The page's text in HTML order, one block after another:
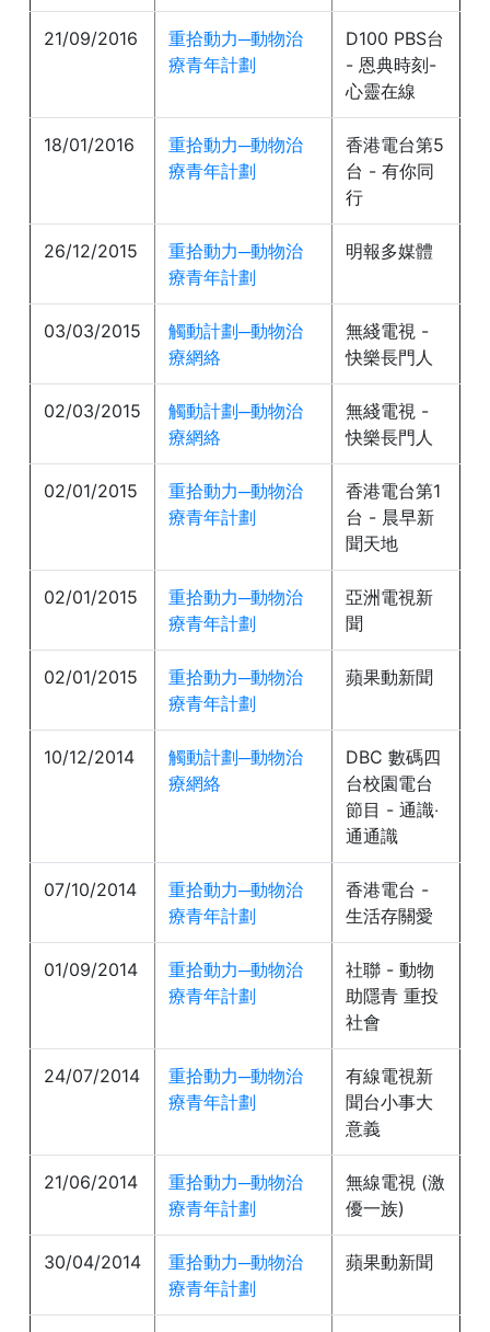
21/09/2016
重拾動力─動物治
療青年計劃
D100 PBS台
- 恩典時刻-
心靈在線
18/01/2016
重拾動力─動物治
療青年計劃
香港電台第5
台 - 有你同
行
26/12/2015
重拾動力─動物治
療青年計劃
明報多媒體
03/03/2015
觸動計劃─動物治
療網絡
無綫電視 -
快樂長門人
02/03/2015
觸動計劃─動物治
療網絡
無綫電視 -
快樂長門人
02/01/2015
重拾動力─動物治
療青年計劃
香港電台第1
台 - 晨早新
聞天地
02/01/2015
重拾動力─動物治
療青年計劃
亞洲電視新
聞
02/01/2015
重拾動力─動物治
療青年計劃
蘋果動新聞
10/12/2014
觸動計劃─動物治
療網絡
DBC 數碼四
台校園電台
節目 - 通識‧
通通識
07/10/2014
重拾動力─動物治
療青年計劃
香港電台 -
生活存關愛
01/09/2014
重拾動力─動物治
療青年計劃
社聯 - 動物
助隱青 重投
社會
24/07/2014
重拾動力─動物治
療青年計劃
有線電視新
聞台小事大
意義
21/06/2014
重拾動力─動物治
療青年計劃
無線電視 (激
優一族)
30/04/2014
重拾動力─動物治
療青年計劃
蘋果動新聞